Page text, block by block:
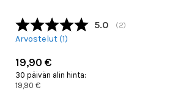
Keskimääräinen
5.0 (äänet:
2)
Arvostelut (1)
19,90 €
30 päivän alin hinta:
19,90 €